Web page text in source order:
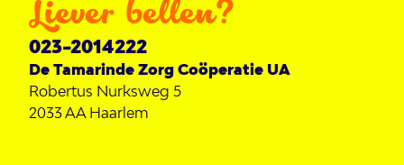
Liever bellen?
023-2014222
De Tamarinde Zorg Coöperatie UA
Robertus Nurksweg 5
2033 AA Haarlem